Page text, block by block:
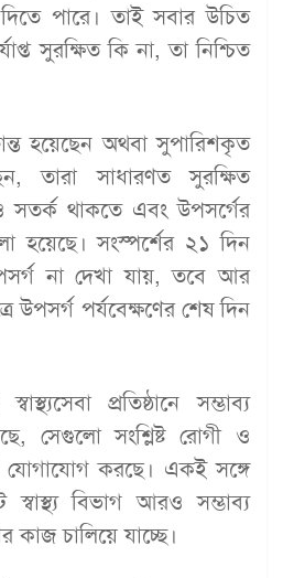
পারে। তাই সবার উচিত
সুরক্ষিত কি না, তা নিশ্চিত
হয়েছেন অথবা সুপারিশকৃত
তারা সাধারণত সুরক্ষিত
সতর্ক থাকতে এবং উপসর্গের
হয়েছে। সংস্পর্শের ২১ দিন
না দেখা যায়, তবে আর
উপসর্গ পর্যবেক্ষণের শেষ দিন
প্রতিষ্ঠানে সম্ভাব্য
সেগুলো সংশ্লিষ্ট রোগী ও
যোগাযোগ করছে। একই সঙ্গে
বিভাগ আরও সম্ভাব্য
কাজ চালিয়ে যাচ্ছে।